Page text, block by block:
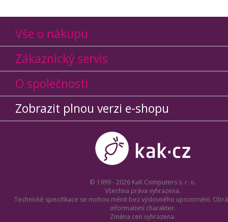
Vše o nákupu
Zákaznický servis
O společnosti
Zobrazit plnou verzi e-shopu
© 1999 - 2026 KaK Computers s. r. o.
Všechna práva vyhrazena.
Technické specifikace se mohou měnit bez výslovného upozornění.
informativní charakter.
Změna cen vyhrazena.